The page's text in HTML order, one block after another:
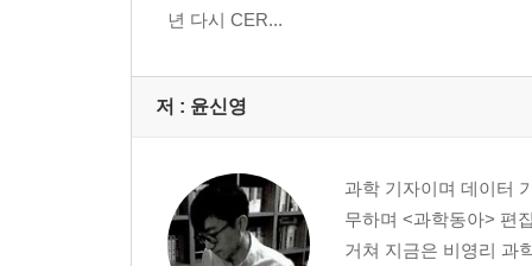
년 다시 CER...
저 : 윤신영
과학 기자이며 데이터
무하며 <과학동아> 편
거쳐 지금은 비영리 과